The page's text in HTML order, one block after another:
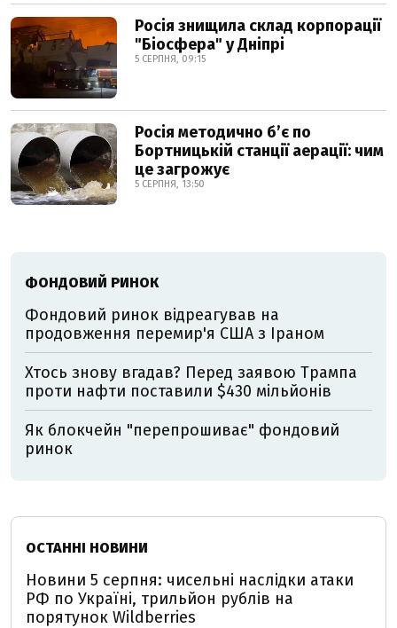
Росія знищила склад корпорації
"Біосфера" у Дніпрі
5 СЕРПНЯ, 09:15
Росія методично б’є по
Бортницькій станції аерації: чим
це загрожує
5 СЕРПНЯ, 13:50
ФОНДОВИЙ РИНОК
Фондовий ринок відреагував на
продовження перемир'я США з Іраном
Хтось знову вгадав? Перед заявою Трампа
проти нафти поставили $430 мільйонів
Як блокчейн "перепрошиває" фондовий
ринок
ОСТАННІ НОВИНИ
Новини 5 серпня: чисельні наслідки атаки
РФ по Україні, трильйон рублів на
порятунок Wildberries